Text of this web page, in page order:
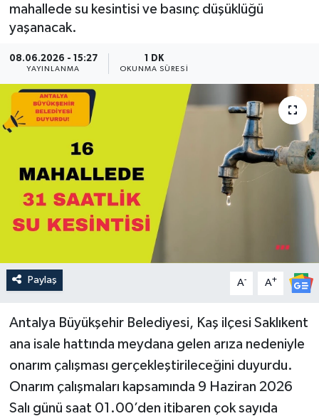
mahallede su kesintisi ve basınç düşüklüğü
yaşanacak.
08.06.2026 - 15:27
YAYINLANMA
1 DK
OKUNMA SÜRESI
Paylaş A- A+
Antalya Büyükşehir Belediyesi, Kaş ilçesi Saklıkent
ana isale hattında meydana gelen arıza nedeniyle
onarım çalışması gerçekleştirileceğini duyurdu.
Onarım çalışmaları kapsamında 9 Haziran 2026
Salı günü saat 01.00’den itibaren çok sayıda
Güncel
Resmi İlan
Sağlık & Yaşam
Siyaset
Spor